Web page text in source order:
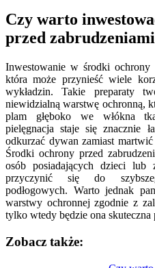
Czy warto
przed
Inwestowanie w środki ochrony
która może przynieść wiele
wykładzin. Takie preparaty
niewidzialną warstwę ochronną,
plam głęboko we włókna
pielęgnacja staje się znacznie
odkurzać dywan zamiast
Środki ochrony przed
osób posiadających dzieci lub
przyczynić się do
podłogowych. Warto jednak
warstwy ochronnej zgodnie z
tylko wtedy będzie ona skuteczna
Zobacz także: